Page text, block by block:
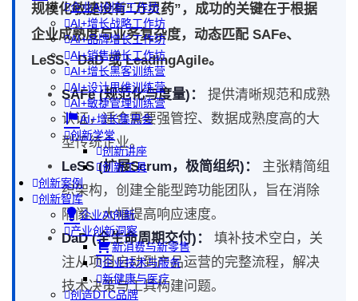
企业AI创新工作坊
AI+增长战略工作坊
AI+品牌增长工作坊
AI+销售增长工作坊
AI+增长黑客训练营
AI+设计思维训练营
AI+敏捷管理训练营
AI+增长集思会
创新学堂
创新讲座
创新工具
创新案例
创新智库
企业AI创新
产业创新洞察
新消费与新零售
企业技术与服务
新健康与医疗
创造DTC品牌
规模化敏捷没有“万灵药”，成功的关键在于根据
企业成熟度与业务复杂度，动态匹配 SAFe、
LeSS、DaD 或 LeadingAgile。
SAFe (规范化与度量)：
提供清晰规范和成熟
认证，适合需要强管控、数据成熟度高的大
型传统企业。
LeSS (扩展Scrum，极简组织)：
主张精简组
织架构，创建全能型跨功能团队，旨在消除
隔阂、大幅提高响应速度。
DaD (全生命周期交付)：
填补技术空白，关
注从项目启动到产品运营的完整流程，解决
技术决策与工具构建问题。